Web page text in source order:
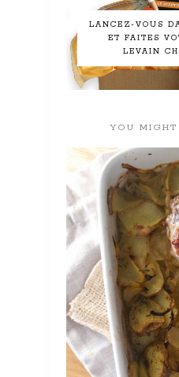
LANCEZ-VOUS
ET FAITES
LEVAIN
YOU